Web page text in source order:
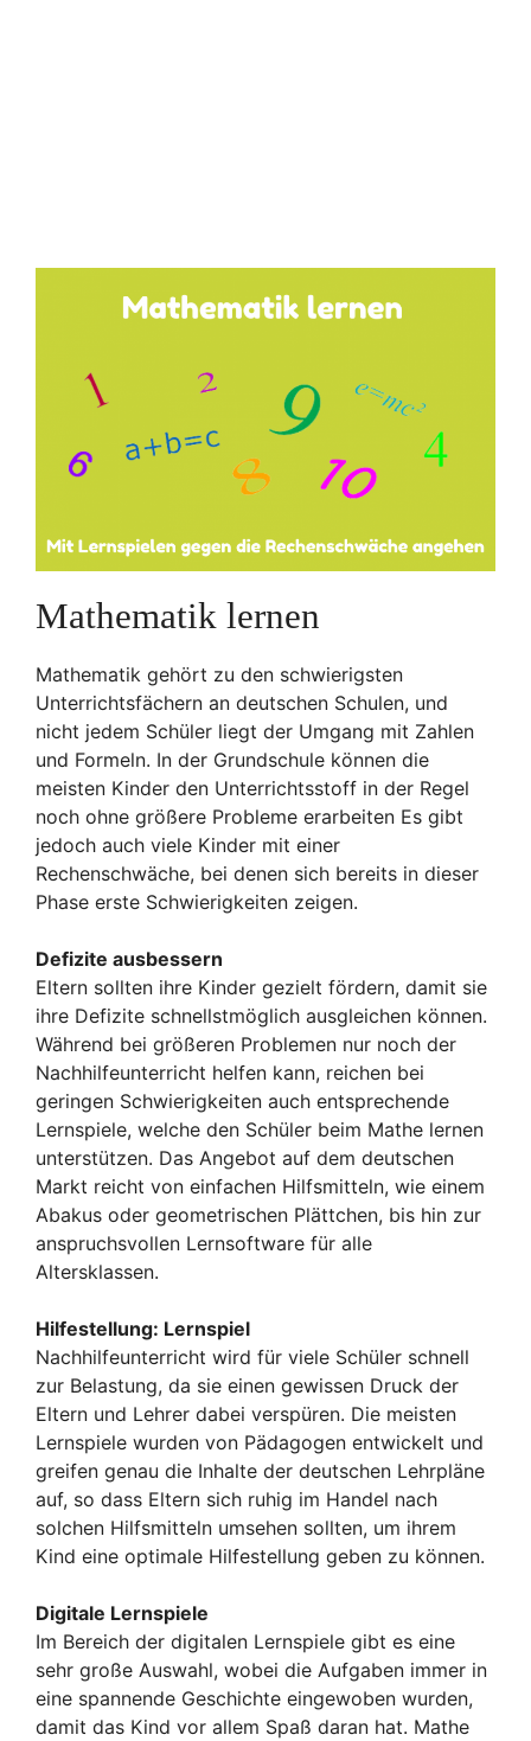
Mathematik lernen
Mathematik gehört zu den schwierigsten
Unterrichtsfächern an deutschen Schulen, und
nicht jedem Schüler liegt der Umgang mit Zahlen
und Formeln. In der Grundschule können die
meisten Kinder den Unterrichtsstoff in der Regel
noch ohne größere Probleme erarbeiten Es gibt
jedoch auch viele Kinder mit einer
Rechenschwäche, bei denen sich bereits in dieser
Phase erste Schwierigkeiten zeigen.
Defizite ausbessern
Eltern sollten ihre Kinder gezielt fördern, damit sie
ihre Defizite schnellstmöglich ausgleichen können.
Während bei größeren Problemen nur noch der
Nachhilfeunterricht helfen kann, reichen bei
geringen Schwierigkeiten auch entsprechende
Lernspiele, welche den Schüler beim Mathe lernen
unterstützen. Das Angebot auf dem deutschen
Markt reicht von einfachen Hilfsmitteln, wie einem
Abakus oder geometrischen Plättchen, bis hin zur
anspruchsvollen Lernsoftware für alle
Altersklassen.
Hilfestellung: Lernspiel
Nachhilfeunterricht wird für viele Schüler schnell
zur Belastung, da sie einen gewissen Druck der
Eltern und Lehrer dabei verspüren. Die meisten
Lernspiele wurden von Pädagogen entwickelt und
greifen genau die Inhalte der deutschen Lehrpläne
auf, so dass Eltern sich ruhig im Handel nach
solchen Hilfsmitteln umsehen sollten, um ihrem
Kind eine optimale Hilfestellung geben zu können.
Digitale Lernspiele
Im Bereich der digitalen Lernspiele gibt es eine
sehr große Auswahl, wobei die Aufgaben immer in
eine spannende Geschichte eingewoben wurden,
damit das Kind vor allem Spaß daran hat. Mathe